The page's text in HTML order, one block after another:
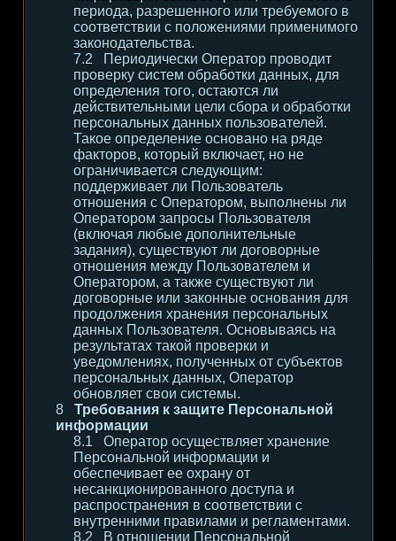
периода, разрешенного или требуемого в
соответствии с положениями применимого
законодательства.
Периодически Оператор проводит
проверку систем обработки данных, для
определения того, остаются ли
действительными цели сбора и обработки
персональных данных пользователей.
Такое определение основано на ряде
факторов, который включает, но не
ограничивается следующим:
поддерживает ли Пользователь
отношения с Оператором, выполнены ли
Оператором запросы Пользователя
(включая любые дополнительные
задания), существуют ли договорные
отношения между Пользователем и
Оператором, а также существуют ли
договорные или законные основания для
продолжения хранения персональных
данных Пользователя. Основываясь на
результатах такой проверки и
уведомлениях, полученных от субъектов
персональных данных, Оператор
обновляет свои системы.
Требования к защите Персональной
информации
Оператор осуществляет хранение
Персональной информации и
обеспечивает ее охрану от
несанкционированного доступа и
распространения в соответствии с
внутренними правилами и регламентами.
В отношении Персональной